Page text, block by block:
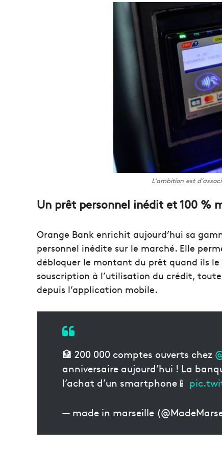
L’ambition est
Un prêt personnel inédit et 100 %
Orange Bank enrichit aujourd’hui sa
personnel inédite sur le marché. Elle
débloquer le montant du prêt quand ils
souscription à l’utilisation du crédit,
depuis l’application mobile.
🏦 200 000 comptes ouverts chez
anniversaire aujourd’hui ! La
l’achat d’un smartphone📱
— made in marseille